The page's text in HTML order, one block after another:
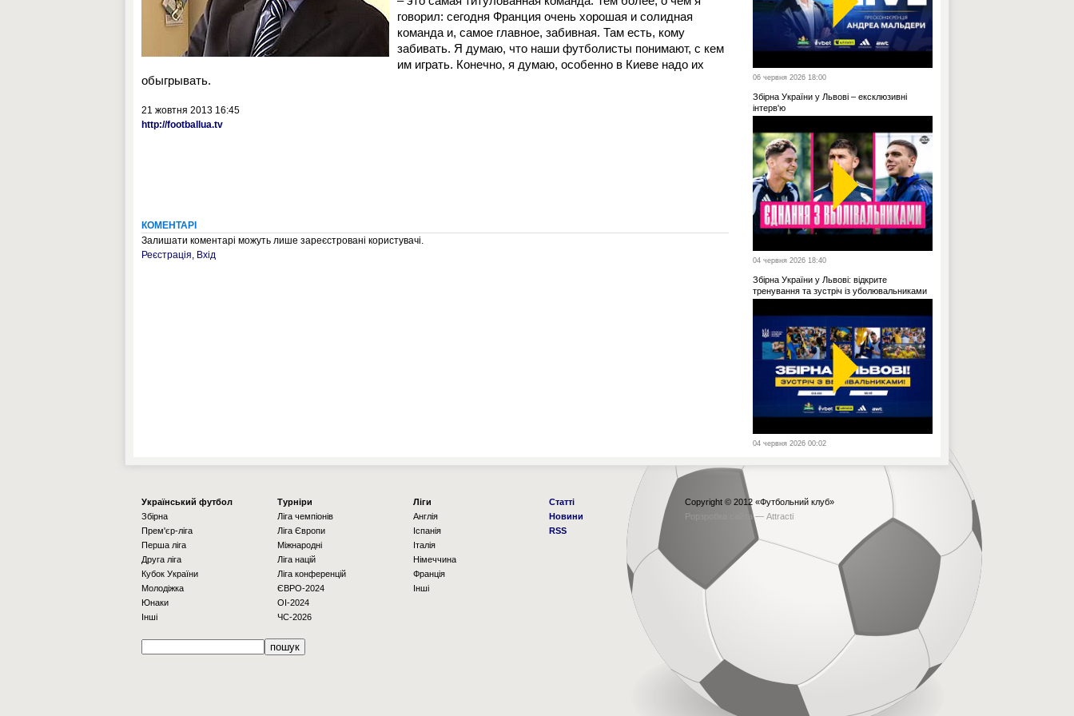
говорил: сегодня Франция очень хорошая и солидная
команда и, самое главное, забивная. Там есть, кому
забивать. Я думаю, что наши футболисты понимают, с кем
им играть. Конечно, я думаю, особенно в Киеве надо их
обыгрывать.
21 жовтня 2013 16:45
http://footballua.tv
КОМЕНТАРІ
Залишати коментарі можуть лише зареєстровані користувачі.
Реєстрація, Вхід
06 червня 2026 18:00
Збірна України у Львові – ексклюзивні
інтерв'ю
04 червня 2026 18:40
Збірна України у Львові: відкрите
тренування та зустріч із уболювальниками
04 червня 2026 00:02
Українcький футбол
Збірна
Прем'єр-ліга
Перша ліга
Друга ліга
Кубок України
Молодіжка
Юнаки
Інші
Турніри
Ліга чемпіонів
Ліга Європи
Міжнародні
Ліга націй
Ліга конференцій
ЄВРО-2024
OI-2024
ЧС-2026
Ліги
Англія
Іспанія
Італія
Німеччина
Франція
Інші
Статті
Новини
RSS
Copyright © 2012 «Футбольний клуб»
Рорзробка сайта — Attracti